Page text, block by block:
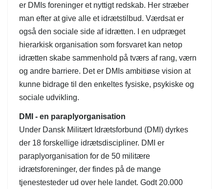
er DMIs foreninger et nyttigt redskab. Her stræber
man efter at give alle et idrætstilbud. Værdsat er
også den sociale side af idrætten. I en udpræget
hierarkisk organisation som forsvaret kan netop
idrætten skabe sammenhold på tværs af rang, værn
og andre barriere. Det er DMIs ambitiøse vision at
kunne bidrage til den enkeltes fysiske, psykiske og
sociale udvikling.
DMI - en paraplyorganisation
Under Dansk Militært Idrætsforbund (DMI) dyrkes
der 18 forskellige idrætsdiscipliner. DMI er
paraplyorganisation for de 50 militære
idrætsforeninger, der findes på de mange
tjenestesteder ud over hele landet. Godt 20.000